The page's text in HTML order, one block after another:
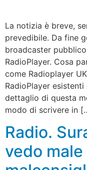
La notizia è breve,
prevedibile. Da fine
broadcaster
RadioPlayer. Cosa
come Radioplayer
RadioPlayer
dettaglio di questa
modo di scrivere in
Radio.
vedo